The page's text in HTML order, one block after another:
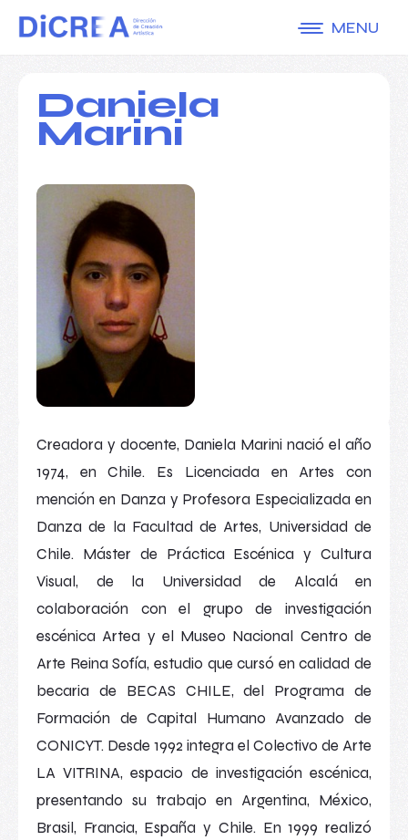
MENU
Daniela
Marini
Creadora y docente, Daniela Marini nació el año
1974, en Chile. Es Licenciada en Artes con
mención en Danza y Profesora Especializada en
Danza de la Facultad de Artes, Universidad de
Chile. Máster de Práctica Escénica y Cultura
Visual, de la Universidad de Alcalá en
colaboración con el grupo de investigación
escénica Artea y el Museo Nacional Centro de
Arte Reina Sofía, estudio que cursó en calidad de
becaria de BECAS CHILE, del Programa de
Formación de Capital Humano Avanzado de
CONICYT. Desde 1992 integra el Colectivo de Arte
LA VITRINA, espacio de investigación escénica,
presentando su trabajo en Argentina, México,
Brasil, Francia, España y Chile. En 1999 realizó